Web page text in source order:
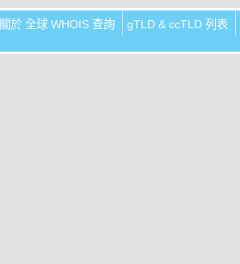
關於 全球 WHOIS 查詢 gTLD & ccTLD 列表